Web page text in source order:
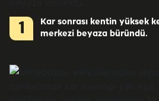
1
Kar sonrası kentin yüksek
merkezi beyaza büründü.